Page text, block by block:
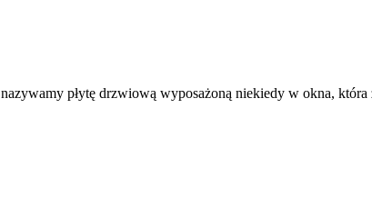
płytę drzwiową wyposażoną niekiedy w okna,